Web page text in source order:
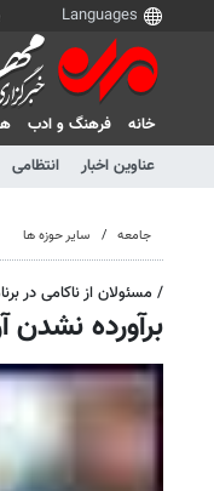
خانه فرهنگ و ادب
عناوین اخبار
انتظامی
جامعه سایر حوزه ها
/ مسئولان از ناکامی در برنامه
برآورده نشدن آرزوی 37 ساله اصلاح قانون